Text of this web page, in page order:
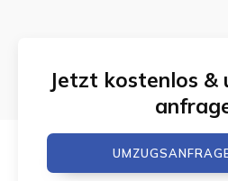
Jetzt kostenlos &